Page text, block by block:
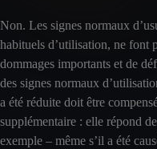
Non. Les signes normaux
habituels d’utilisation, ne font
dommages importants et de
des signes normaux
a été réduite doit être
supplémentaire : elle répond
exemple – même s’il a été